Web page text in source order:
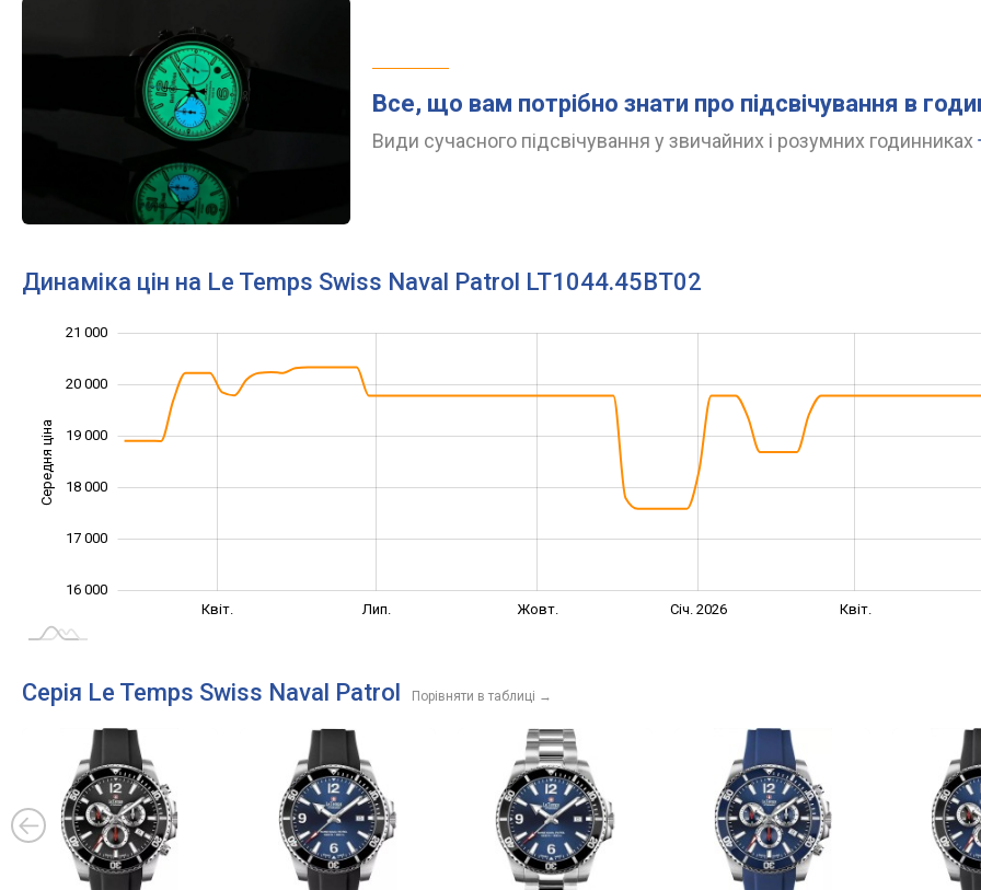
Все, що вам потрібно знати про підсвічування в
Види сучасного підсвічування у звичайних і розумних годинниках
Динаміка цін на Le Temps Swiss Naval Patrol LT1044.45BT02
Середня ціна
16 000
17 000
18 000
19 000
20 000
21 000
Квіт. Лип. Жовт. Січ. 2026 Квіт.
Серія Le Temps Swiss Naval Patrol Порівняти в таблиці →